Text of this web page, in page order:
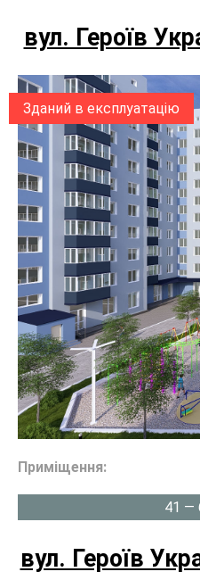
вул. Героїв
Зданий в експлуатацію
Приміщення:
41 —
вул. Героїв